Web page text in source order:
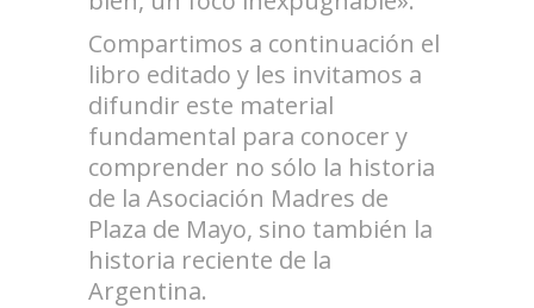
Compartimos a continuación el
libro editado y les invitamos a
difundir este material
fundamental para conocer y
comprender no sólo la historia
de la Asociación Madres de
Plaza de Mayo, sino también la
historia reciente de la
Argentina.